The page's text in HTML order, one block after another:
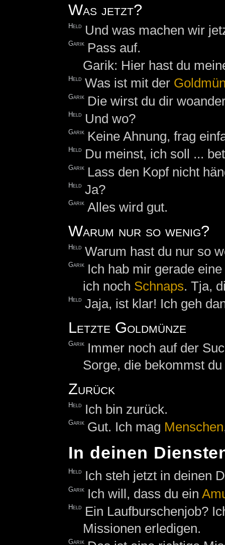
Was jetzt?
Held Und was machen wir
Garik Pass auf.
Garik: Hier hast du
Held Was ist mit der
Garik Die wirst du dir
Held Und wo?
Garik Keine Ahnung, frag
Held Du meinst, ich soll ...
Garik Lass den Kopf nicht
Held Ja?
Garik Alles wird gut.
Warum nur so wenig?
Held Warum hast du nur so
Garik Ich hab mir gerade
ich noch Schnaps. Tja,
Held Jaja, ist klar! Ich geh
Letzte Goldmünze
Garik Immer noch auf der
Sorge, die bekommst
Zurück
Held Ich bin zurück.
Garik Gut. Ich mag Menschen
In deinen
Held Ich steh jetzt in deinen
Garik Ich will, dass du ein
Held
Ein Laufburschenjob?
Missionen erledigen.
Garik